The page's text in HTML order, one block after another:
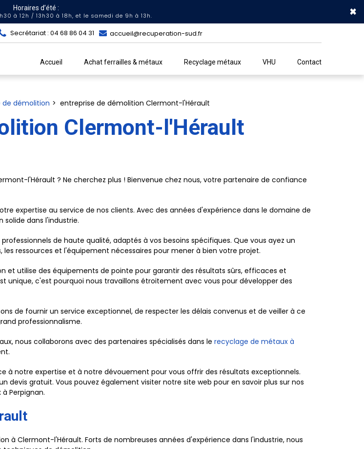
Horaires d’été :
à 12h / 13h30 à 18h, et le samedi de 9h à 13h.
×
Secrétariat : 04 68 86 04 31 accueil@recuperation-sud.fr
Accueil Achat ferrailles & métaux Recyclage métaux VHU Contact
de démolition entreprise de démolition Clermont-l'Hérault
Clermont-l'Hérault
l'Hérault ? Ne cherchez plus ! Bienvenue chez nous, votre partenaire de confiance
expertise au service de nos clients. Avec des années d'expérience dans le domaine de
dans l'industrie.
de haute qualité, adaptés à vos besoins spécifiques. Que vous ayez un
ressources et l'équipement nécessaires pour mener à bien votre projet.
et utilise des équipements de pointe pour garantir des résultats sûrs, efficaces et
c'est pourquoi nous travaillons étroitement avec vous pour développer des
de fournir un service exceptionnel, de respecter les délais convenus et de veiller à ce
professionnalisme.
nous collaborons avec des partenaires spécialisés dans le recyclage de métaux à
à notre expertise et à notre dévouement pour vous offrir des résultats exceptionnels.
gratuit. Vous pouvez également visiter notre site web pour en savoir plus sur nos
Perpignan.
à Clermont-l'Hérault. Forts de nombreuses années d'expérience dans l'industrie, nous